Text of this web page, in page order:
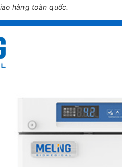
hàng toàn quốc.